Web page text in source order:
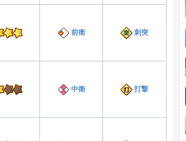
前衛 刺突
中衛 打撃